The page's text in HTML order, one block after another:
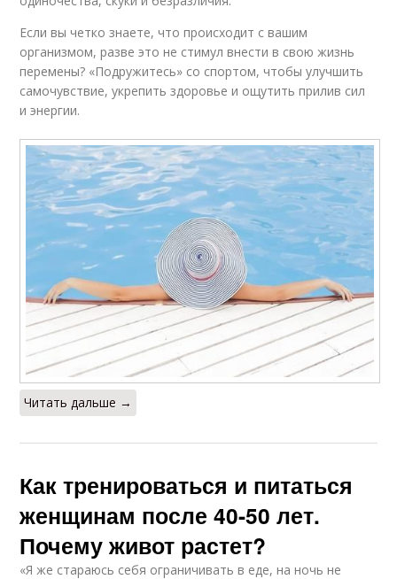
Если вы четко знаете, что происходит с вашим
организмом, разве это не стимул внести в свою жизнь
перемены? «Подружитесь» со спортом, чтобы улучшить
самочувствие, укрепить здоровье и ощутить прилив сил
и энергии.
Читать дальше →
Как тренироваться и питаться
женщинам после 40-50 лет.
Почему живот растет?
«Я же стараюсь себя ограничивать в еде, на ночь не